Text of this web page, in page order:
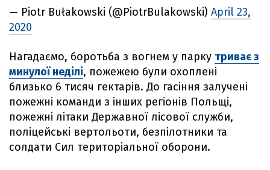
— Piotr Bułakowski (@PiotrBulakowski) April 23,
2020
Нагадаємо, боротьба з вогнем у парку триває з
минулої неділі, пожежею були охоплені
близько 6 тисяч гектарів. До гасіння залучені
пожежні команди з інших регіонів Польщі,
пожежні літаки Державної лісової служби,
поліцейські вертольоти, безпілотники та
солдати Сил територіальної оборони.